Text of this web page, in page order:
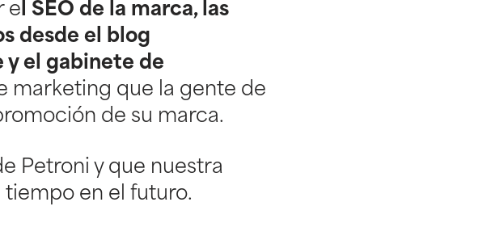
el SEO de la marca, las
desde el blog
y el gabinete de
marketing que la gente de
de su marca.
Petroni y que nuestra
en el futuro.